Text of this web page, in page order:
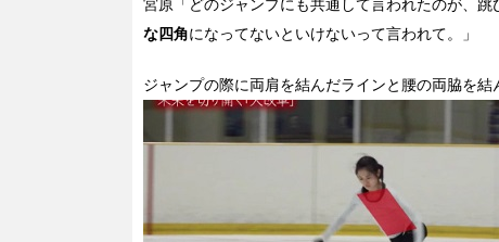
宮原「どのジャンプにも共通して言われたのが、跳
な四角になってないといけないって言われて。」
ジャンプの際に両肩を結んだラインと腰の両脇を結